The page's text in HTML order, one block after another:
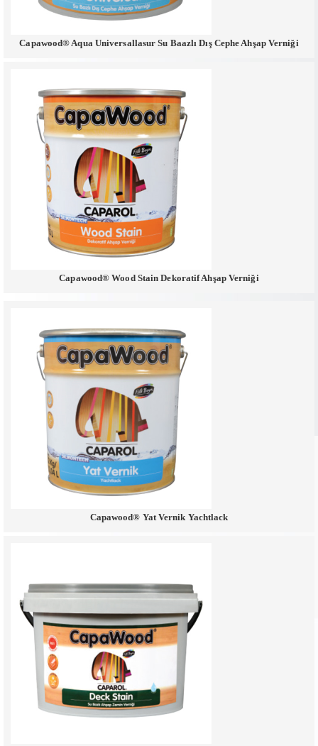
Capawood® Aqua Universallasur Su Baazlı Dış Cephe Ahşap Verniği
Capawood® Wood Stain Dekoratif Ahşap Verniği
Capawood® Yat Vernik Yachtlack